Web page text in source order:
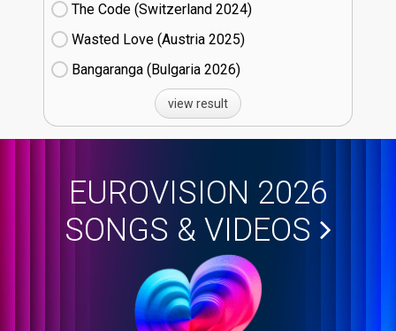
The Code (Switzerland
24)
Wasted Love (Austria
25)
Bangaranga (Bulgaria
26)
view result
EUROVISION 2026
SONGS & VIDEOS